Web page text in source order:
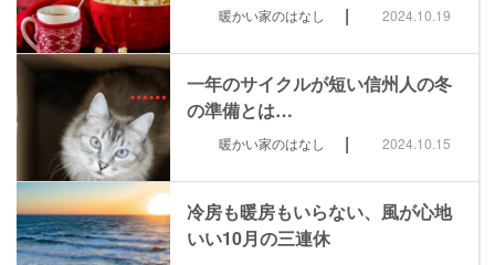
暖かい家のはなし | 2024.10.19
一年のサイクルが短い信州人の冬
の準備とは…
暖かい家のはなし | 2024.10.15
冷房も暖房もいらない、風が心地
いい10月の三連休